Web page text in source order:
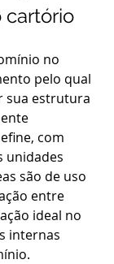
cartório
no
pelo qual
sua estrutura
com
unidades
são de uso
entre
ideal no
internas